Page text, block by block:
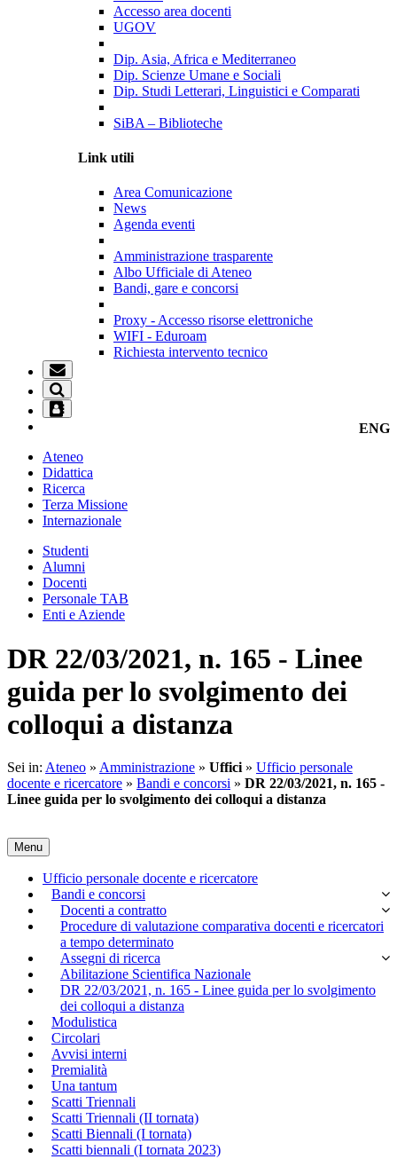
Accesso area docenti
UGOV
Dip. Asia, Africa e Mediterraneo
Dip. Scienze Umane e Sociali
Dip. Studi Letterari, Linguistici e Comparati
SiBA – Biblioteche
Link utili
Area Comunicazione
News
Agenda eventi
Amministrazione trasparente
Albo Ufficiale di Ateneo
Bandi, gare e concorsi
Proxy - Accesso risorse elettroniche
WIFI - Eduroam
Richiesta intervento tecnico
ENG
Ateneo
Didattica
Ricerca
Terza Missione
Internazionale
Studenti
Alumni
Docenti
Personale TAB
Enti e Aziende
DR 22/03/2021, n. 165 - Linee
guida per lo svolgimento dei
colloqui a distanza
Sei in: Ateneo » Amministrazione » Uffici » Ufficio personale
docente e ricercatore » Bandi e concorsi » DR 22/03/2021, n. 165 -
Linee guida per lo svolgimento dei colloqui a distanza
Menu
Ufficio personale docente e ricercatore
Bandi e concorsi
Docenti a contratto
Procedure di valutazione comparativa docenti e ricercatori
a tempo determinato
Assegni di ricerca
Abilitazione Scientifica Nazionale
DR 22/03/2021, n. 165 - Linee guida per lo svolgimento
dei colloqui a distanza
Modulistica
Circolari
Avvisi interni
Premialità
Una tantum
Scatti Triennali
Scatti Triennali (II tornata)
Scatti Biennali (I tornata)
Scatti biennali (I tornata 2023)